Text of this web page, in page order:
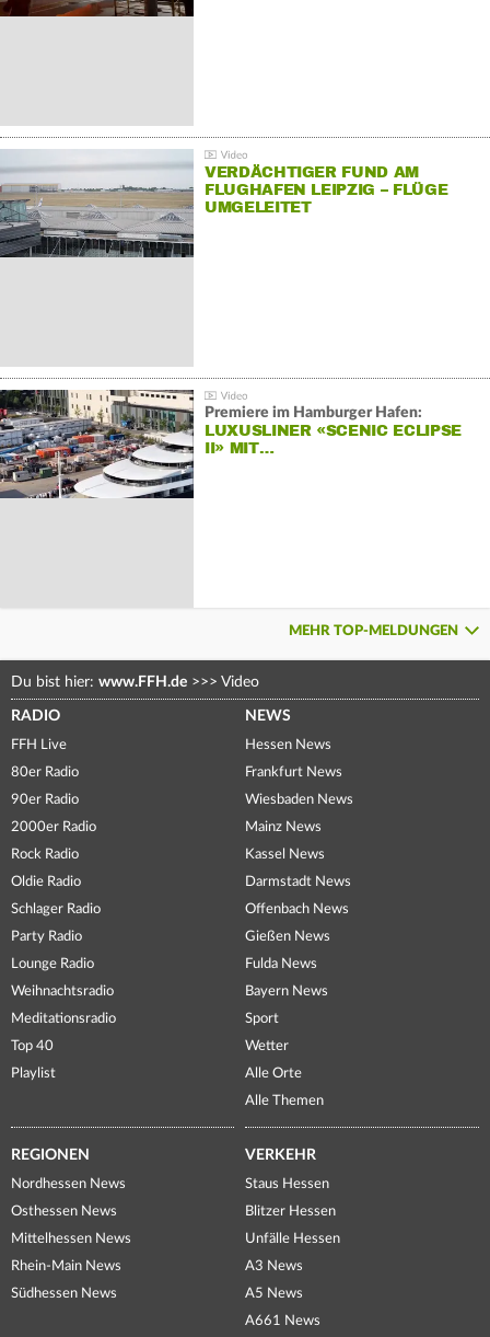
VERDÄCHTIGER FUND AM
FLUGHAFEN LEIPZIG – FLÜGE
UMGELEITET
Premiere im Hamburger Hafen:
LUXUSLINER «SCENIC ECLIPSE
II» MIT…
MEHR TOP-MELDUNGEN
Du bist hier: www.FFH.de >>> Video
RADIO
FFH Live
80er Radio
90er Radio
2000er Radio
Rock Radio
Oldie Radio
Schlager Radio
Party Radio
Lounge Radio
Weihnachtsradio
Meditationsradio
Top 40
Playlist
NEWS
Hessen News
Frankfurt News
Wiesbaden News
Mainz News
Kassel News
Darmstadt News
Offenbach News
Gießen News
Fulda News
Bayern News
Sport
Wetter
Alle Orte
Alle Themen
REGIONEN
Nordhessen News
Osthessen News
Mittelhessen News
Rhein-Main News
Südhessen News
VERKEHR
Staus Hessen
Blitzer Hessen
Unfälle Hessen
A3 News
A5 News
A661 News